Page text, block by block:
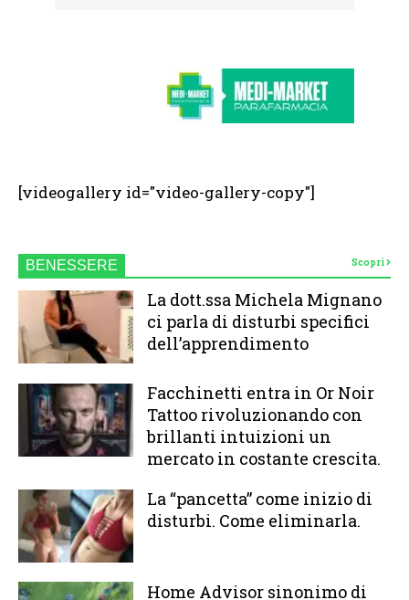
[videogallery id="video-gallery-copy"]
BENESSERE Scopri
La dott.ssa Michela Mignano
ci parla di disturbi specifici
dell’apprendimento
Facchinetti entra in Or Noir
Tattoo rivoluzionando con
brillanti intuizioni un
mercato in costante crescita.
La “pancetta” come inizio di
disturbi. Come eliminarla.
Home Advisor sinonimo di